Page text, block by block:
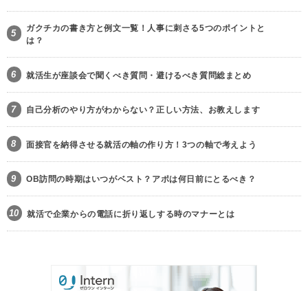
5
ガクチカの書き方と例文一覧！人事に刺さる5つのポイントと
は？
6 就活生が座談会で聞くべき質問・避けるべき質問総まとめ
7 自己分析のやり方がわからない？正しい方法、お教えします
8 面接官を納得させる就活の軸の作り方！3つの軸で考えよう
9 OB訪問の時期はいつがベスト？アポは何日前にとるべき？
10 就活で企業からの電話に折り返しする時のマナーとは